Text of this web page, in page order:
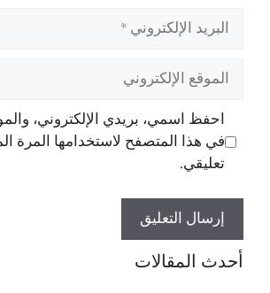
البريد
الإلكتروني
الموقع
الإلكتروني
احفظ اسمي، بريدي الإلكتروني،
في هذا المتصفح لاستخدامها المرة
تعليقي.
أحدث المقالات